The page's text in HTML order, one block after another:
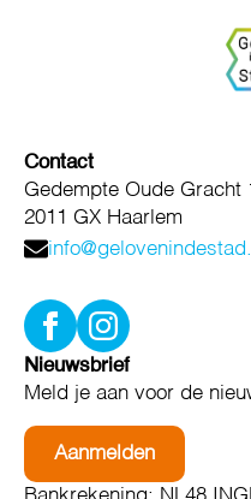
Contact
Gedempte Oude Gracht
2011 GX Haarlem
Nieuwsbrief
Meld je aan voor de
Aanmelden